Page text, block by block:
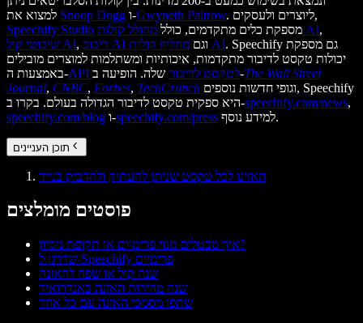
Snoop Dogg ו-Gwyneth Paltrow
. ליוצרים ולעסקים,
Speechify Studio
מספקת כלים מתקדמים, כולל מחולל קולות AI,
שיבוטי קול AI, דיבוב AI וגם מחליף קולות AI. Speechify גם מספקת
יכולות טקסט לדיבור מתקדמות, איכותיות ומשתלמות למוצרים מובילים
באמצעות ה-
API לטקסט לדיבורשלה. הופיעה ב-The Wall Street
Journal, CNBC, Forbes, TechCrunch
היא ספקית טקסט לדיבור הגדולה בעולם. בקרו ב-speechify.com/news,
speechify.com/blog ו-speechify.com/press למידע נוסף.
תוכן העניינים
האזינו לכל טקסט שניתן להעתיק ולהדביק בנייד
פוסטים מומלצים
איך מבטלים מנוי פרימיום או תקופת ניסיון?
שדרגו ל-Speechify פרימיום
שנה קול או שפה להאזנה
שנה מהירות האזנה באנדרואיד
שתפו מסמכי האזנה עם כל אחד